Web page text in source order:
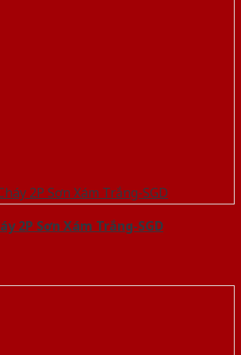
2P Sơn Xám Trắng-SGD